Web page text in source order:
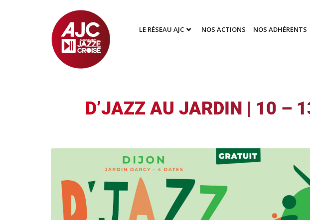
LE RÉSEAU AJC NOS ACTIONS NOS ADHÉRENTS
D’JAZZ AU JARDIN | 10 –